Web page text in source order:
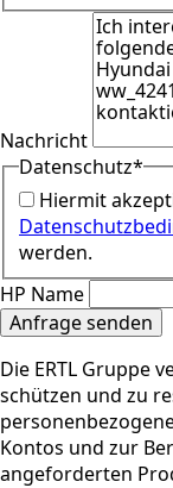
Nachricht
Datenschutz*
Hiermit
werden.
HP Name
Anfrage senden
Die ERTL Gruppe
schützen und zu
Kontos und zur
angeforderten